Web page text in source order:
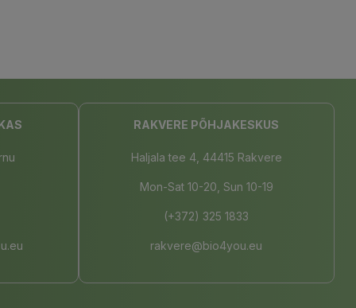
RAKVERE PÕHJAKESKUS
Haljala tee 4, 44415 Rakvere
Mon-Sat 10-20, Sun 10-19
(+372) 325 1833
rakvere@bio4you.eu